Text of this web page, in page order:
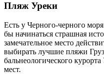
Пляж Уреки
Есть у Черного-черного
бы начинаться страшная
замечательное место
выбирать лучшие пляжи
бальнеологического
мест.